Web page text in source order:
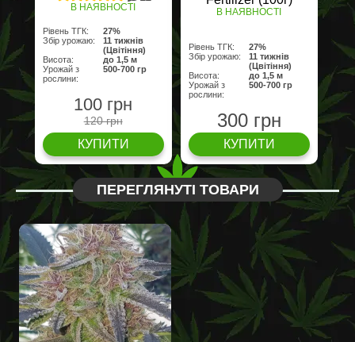
В НАЯВНОСТІ
Рівень ТГК:
27%
Збір урожаю:
11 тижнів
(Цвітіння)
Висота:
до 1,5 м
Урожай з
рослини:
500-700 гр
100 грн
120 грн
КУПИТИ
В НАЯВНОСТІ
Рівень ТГК:
27%
Збір урожаю:
11 тижнів
(Цвітіння)
Висота:
до 1,5 м
Урожай з
рослини:
500-700 гр
300 грн
КУПИТИ
ПЕРЕГЛЯНУТІ ТОВАРИ